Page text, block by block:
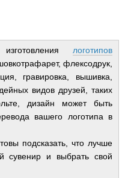
логотипов
флексодрук,
гравировка, вышивка,
видов друзей, таких
дизайн может быть
вашего логотипа в
подсказать, что лучше
сувенир и выбрать свой